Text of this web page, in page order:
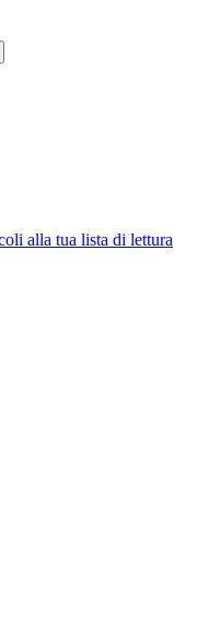
alla tua lista di lettura